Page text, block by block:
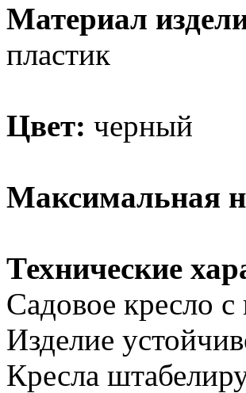
Материал
пластик
Цвет: черный
Максимальная
Технические
Садовое кресло
Изделие
Кресла